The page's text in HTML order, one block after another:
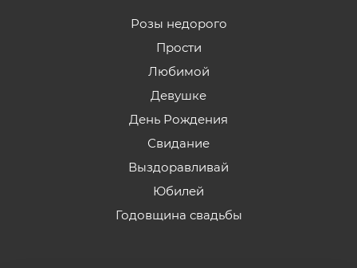
Розы недорого
Прости
Любимой
Девушке
День Рождения
Свидание
Выздоравливай
Юбилей
Годовщина свадьбы